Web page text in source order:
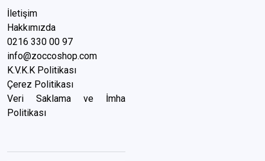
İletişim
Hakkımızda
0216 330 00 97
info@zoccoshop.com
K.V.K.K Politikası
Çerez Politikası
Veri Saklama ve İmha
Politikası